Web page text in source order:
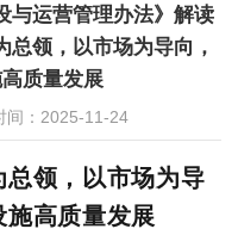
与运营管理办法》解读
领，以市场为导向，
质量发展
间：2025-11-24
总领，以市场为导
施高质量发展